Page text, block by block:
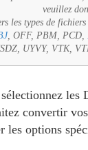
veuillez
les types de
, OFF, PBM, PCD,
UYVY, VTK,
convertir
les options